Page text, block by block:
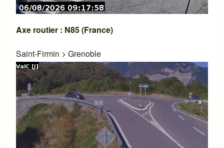
Axe routier : N85 (France)
Saint-Firmin > Grenoble